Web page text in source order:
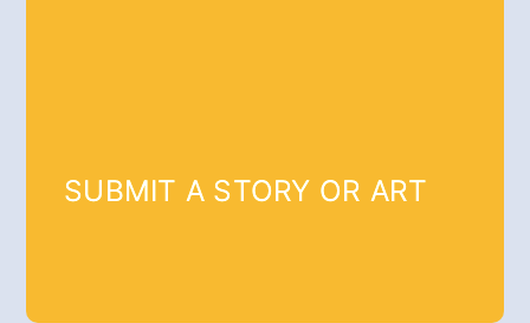
SUBMIT A STORY OR ART